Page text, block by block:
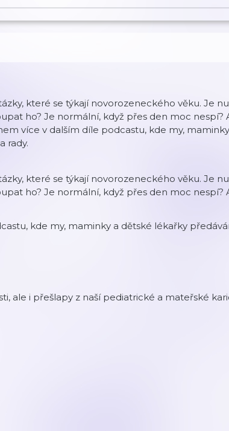
které se týkají novorozeneckého věku. Je
ho? Je normální, když přes den moc nespí?
více v dalším díle podcastu, kde my,
rady.
které se týkají novorozeneckého věku. Je
ho? Je normální, když přes den moc nespí?
kde my, maminky a dětské lékařky
ale i přešlapy z naší pediatrické a mateřské